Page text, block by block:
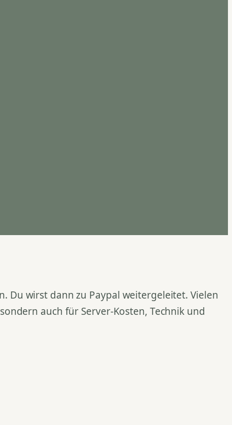
Du wirst dann zu Paypal weitergeleitet. Vielen
auch für Server-Kosten, Technik und